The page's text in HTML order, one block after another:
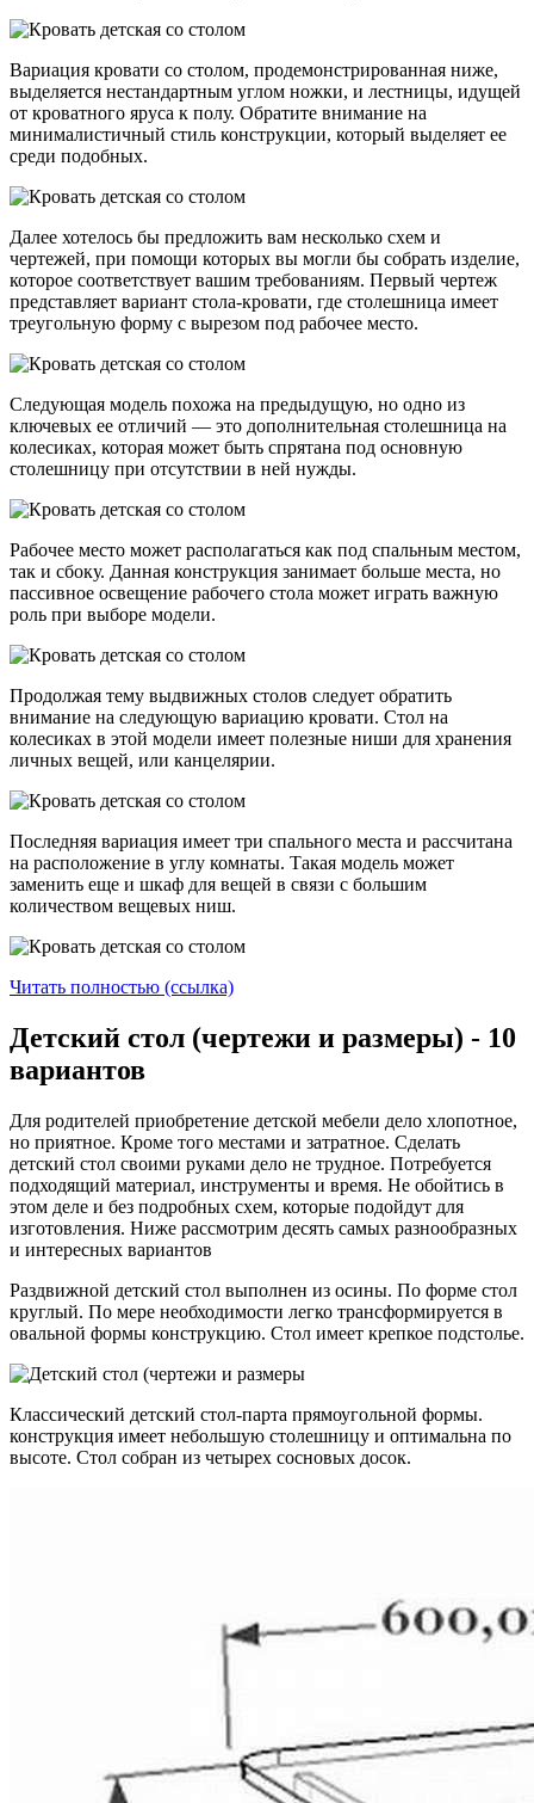
Вариация кровати со столом, продемонстрированная ниже,
выделяется нестандартным углом ножки, и лестницы, идущей
от кроватного яруса к полу. Обратите внимание на
минималистичный стиль конструкции, который выделяет ее
среди подобных.
Далее хотелось бы предложить вам несколько схем и
чертежей, при помощи которых вы могли бы собрать изделие,
которое соответствует вашим требованиям. Первый чертеж
представляет вариант стола-кровати, где столешница имеет
треугольную форму с вырезом под рабочее место.
Следующая модель похожа на предыдущую, но одно из
ключевых ее отличий — это дополнительная столешница на
колесиках, которая может быть спрятана под основную
столешницу при отсутствии в ней нужды.
Рабочее место может располагаться как под спальным местом,
так и сбоку. Данная конструкция занимает больше места, но
пассивное освещение рабочего стола может играть важную
роль при выборе модели.
Продолжая тему выдвижных столов следует обратить
внимание на следующую вариацию кровати. Стол на
колесиках в этой модели имеет полезные ниши для хранения
личных вещей, или канцелярии.
Последняя вариация имеет три спального места и рассчитана
на расположение в углу комнаты. Такая модель может
заменить еще и шкаф для вещей в связи с большим
количеством вещевых ниш.
Читать полностью (ссылка)
Детский стол (чертежи и размеры) - 10
вариантов
Для родителей приобретение детской мебели дело хлопотное,
но приятное. Кроме того местами и затратное. Сделать
детский стол своими руками дело не трудное. Потребуется
подходящий материал, инструменты и время. Не обойтись в
этом деле и без подробных схем, которые подойдут для
изготовления. Ниже рассмотрим десять самых разнообразных
и интересных вариантов
Раздвижной детский стол выполнен из осины. По форме стол
круглый. По мере необходимости легко трансформируется в
овальной формы конструкцию. Стол имеет крепкое подстолье.
Классический детский стол-парта прямоугольной формы.
конструкция имеет небольшую столешницу и оптимальна по
высоте. Стол собран из четырех сосновых досок.